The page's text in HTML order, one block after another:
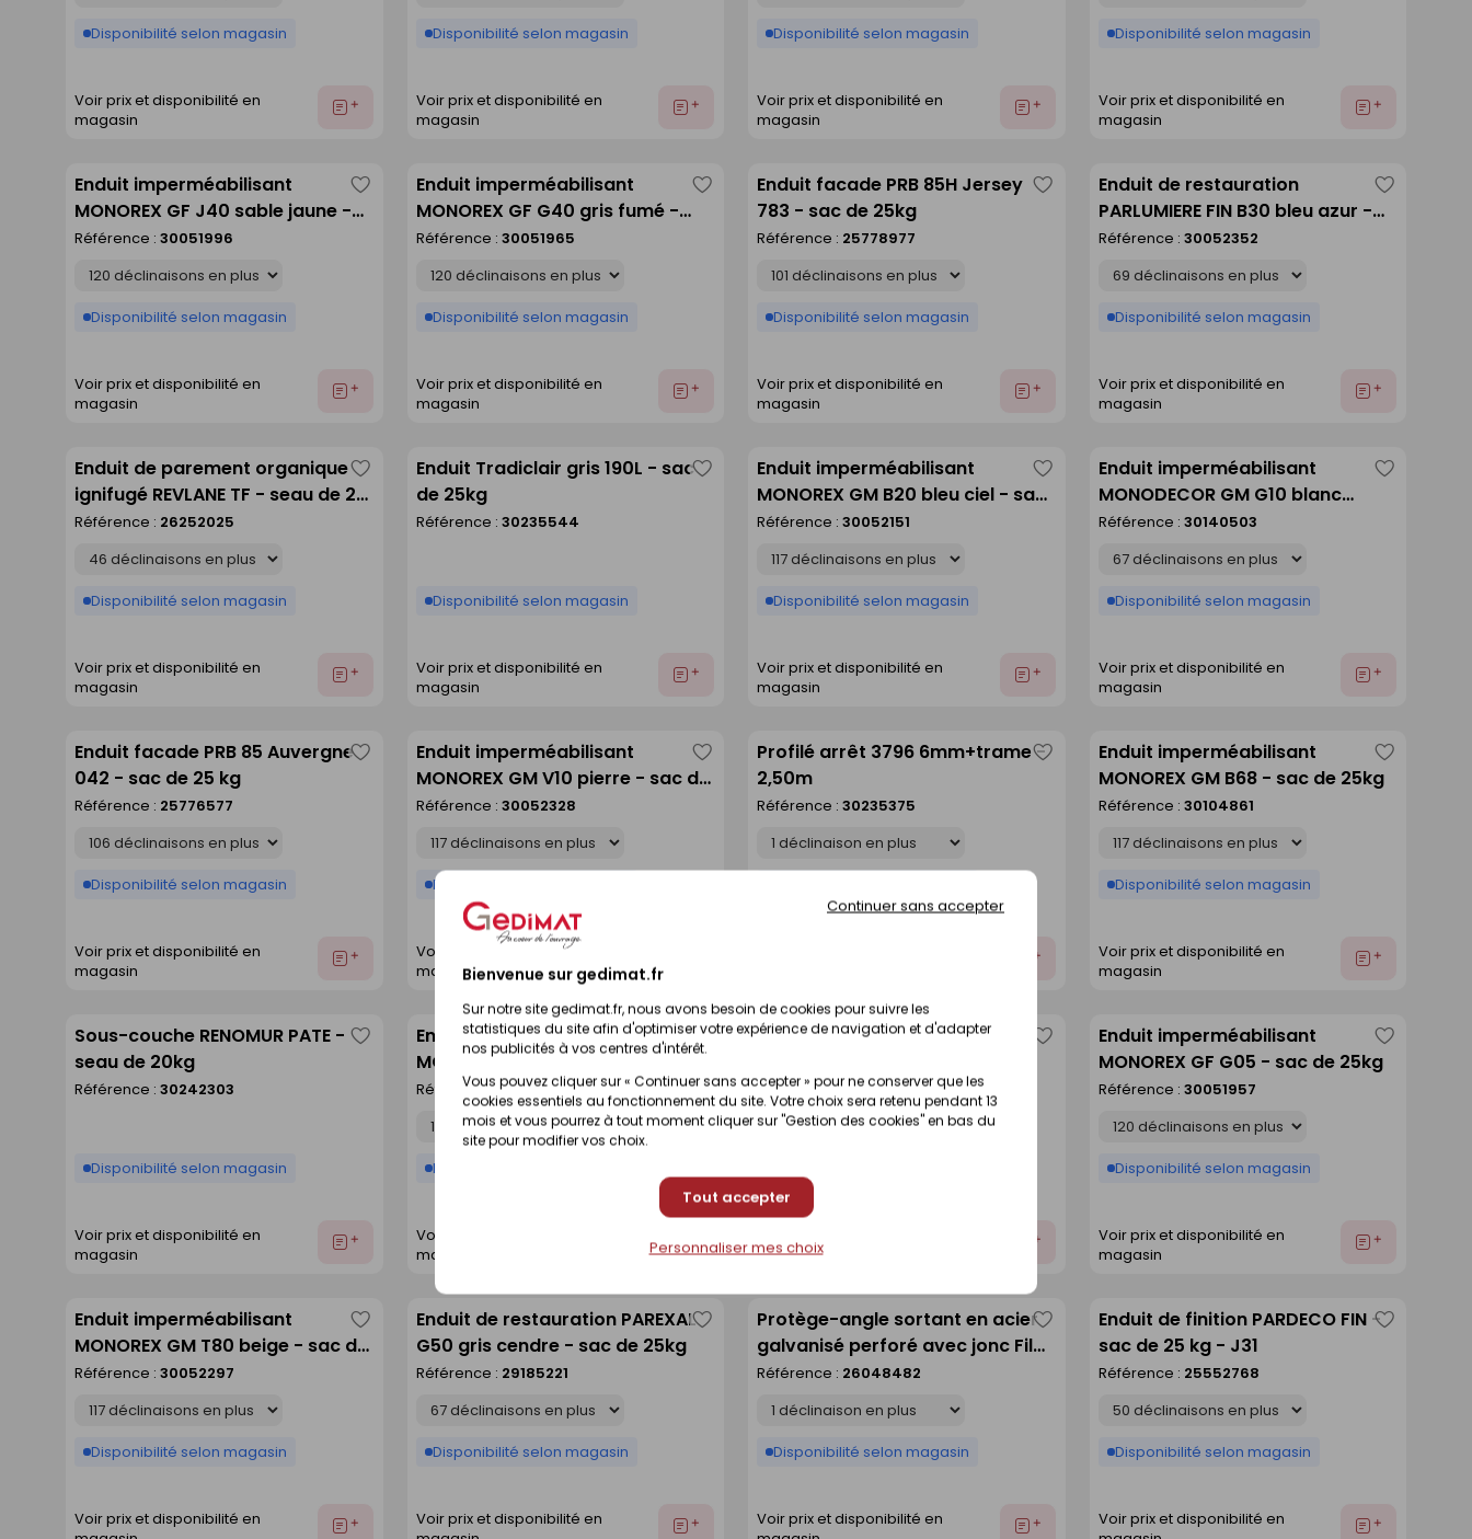
Bienvenue sur gedimat.fr
Sur notre site gedimat.fr, nous avons besoin de cookies pour suivre les
statistiques du site afin d'optimiser votre expérience de navigation et d'adapter
nos publicités à vos centres d'intérêt.
Vous pouvez cliquer sur « Continuer sans accepter » pour ne conserver que les
cookies essentiels au fonctionnement du site. Votre choix sera retenu pendant 13
mois et vous pourrez à tout moment cliquer sur "Gestion des cookies" en bas du
site pour modifier vos choix.
Tout accepter
Continuer sans accepter
Personnaliser mes choix
Disponibilité selon magasin
Voir prix et disponibilité en
magasin
Ajouter
Disponibilité selon magasin
Voir prix et disponibilité en
magasin
Ajouter
Disponibilité selon magasin
Voir prix et disponibilité en
magasin
Ajouter
Disponibilité selon magasin
Voir prix et disponibilité en
magasin
Ajouter
Enduit imperméabilisant
MONOREX GF J40 sable jaune -
sac de 25kg
Référence : 30051996
Disponibilité selon magasin
Voir prix et disponibilité en
magasin
Ajouter
Enregistrer
comme
Enduit imperméabilisant
MONOREX GF G40 gris fumé -
sac de 25kg
Référence : 30051965
Disponibilité selon magasin
Voir prix et disponibilité en
magasin
Ajouter
Enregistrer
comme
Enduit facade PRB 85H Jersey
783 - sac de 25kg
Référence : 25778977
Disponibilité selon magasin
Voir prix et disponibilité en
magasin
Ajouter
Enregistrer
comme
Enduit de restauration
PARLUMIERE FIN B30 bleu azur -
sac de 25kg
Référence : 30052352
Disponibilité selon magasin
Voir prix et disponibilité en
magasin
Ajouter
comme
Enduit de parement organique
ignifugé REVLANE TF - seau de 25
kg - B15
Référence : 26252025
Disponibilité selon magasin
Voir prix et disponibilité en
magasin
Ajouter
Enregistrer
comme
Enduit Tradiclair gris 190L - sac
de 25kg
Référence : 30235544
Disponibilité selon magasin
Voir prix et disponibilité en
magasin
Ajouter
Enregistrer
comme
Enduit imperméabilisant
MONOREX GM B20 bleu ciel - sac
de 25kg
Référence : 30052151
Disponibilité selon magasin
Voir prix et disponibilité en
magasin
Ajouter
Enregistrer
comme
Enduit imperméabilisant
MONODECOR GM G10 blanc
lumière - sac de 25kg
Référence : 30140503
Disponibilité selon magasin
Voir prix et disponibilité en
magasin
Ajouter
Enduit facade PRB 85 Auvergne
042 - sac de 25 kg
Référence : 25776577
Disponibilité selon magasin
Voir prix et disponibilité en
magasin
Ajouter
Enregistrer
comme
Enduit imperméabilisant
MONOREX GM V10 pierre - sac de
25kg
Référence : 30052328
Disponibilité selon magasin
Voir prix et disponibilité en
magasin
devis
Enregistrer
comme
Profilé arrêt 3796 6mm+trame -
2,50m
Référence : 30235375
Ajouter
Enregistrer
comme
Enduit imperméabilisant
MONOREX GM B68 - sac de 25kg
Référence : 30104861
Disponibilité selon magasin
Voir prix et disponibilité en
magasin
Ajouter
comme
Sous-couche RENOMUR PATE -
seau de 20kg
Référence : 30242303
Disponibilité selon magasin
Voir prix et disponibilité en
magasin
Ajouter
Enregistrer
comme
Enduit imperméabilisant
MONOREX GF G117 - sac de 25kg
Référence :30051983
Déclinaison
Disponibilité selon magasin
Voir prix et disponibilité en
magasin
Ajouter
Enregistrer
comme
liste
Enduit de restauration
d'athènes - sac de 25kg
Référence : 30052594
Déclinaison
magasin
Ajouter
devis
Enregistrer
comme
Enduit imperméabilisant
MONOREX GF G05 - sac de 25kg
Référence : 30051957
Disponibilité selon magasin
Voir prix et disponibilité en
magasin
Ajouter
comme
Enduit imperméabilisant
MONOREX GM T80 beige - sac de
25kg
Référence : 30052297
Disponibilité selon magasin
Voir prix et disponibilité en
Ajouter
Enregistrer
comme
Enduit de restauration PAREXAL
G50 gris cendre - sac de 25kg
Référence : 29185221
Disponibilité selon magasin
Voir prix et disponibilité en
Ajouter
Enregistrer
comme
Protège-angle sortant en acier
galvanisé perforé avec jonc Fil
234 ivoire ép.15mm long.3,00m
Référence : 26048482
Disponibilité selon magasin
Voir prix et disponibilité en
Ajouter
Enregistrer
comme
Enduit de finition PARDECO FIN -
sac de 25 kg - J31
Référence : 25552768
Disponibilité selon magasin
Voir prix et disponibilité en
Ajouter